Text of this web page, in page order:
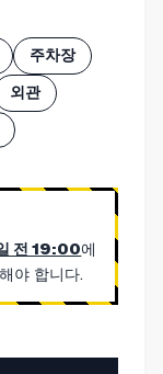
주차장
외관
전 19:00에
야 합니다.